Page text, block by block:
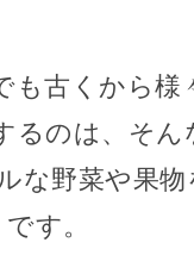
も古くから様
るのは、そ
な野菜や果
す。